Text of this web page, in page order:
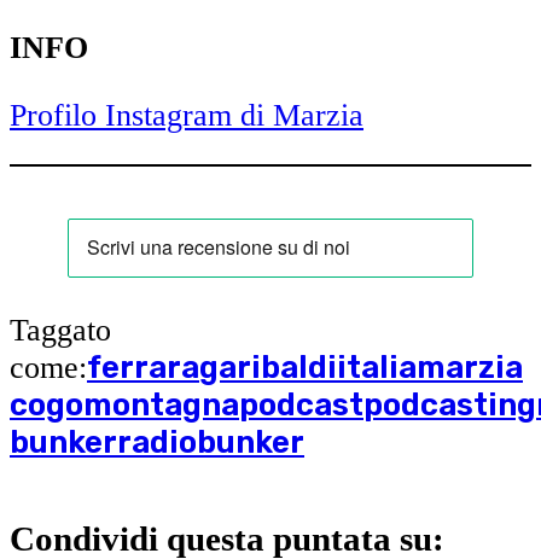
INFO
Profilo Instagram di Marzia
Taggato
come:ferraragaribaldiitaliamarzia
cogomontagnapodcastpodcasting
bunkerradiobunker
Condividi questa puntata su: